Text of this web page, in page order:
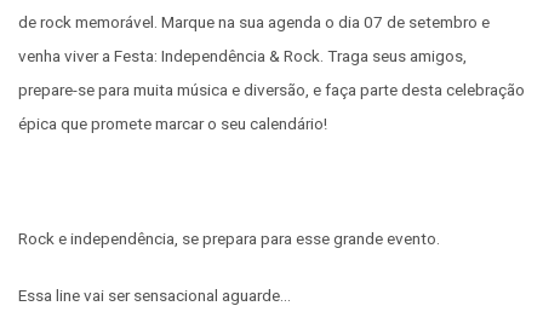
de rock memorável. Marque na sua agenda o dia 07 de setembro e
venha viver a Festa: Independência & Rock. Traga seus amigos,
prepare-se para muita música e diversão, e faça parte desta celebração
épica que promete marcar o seu calendário!
Rock e independência, se prepara para esse grande evento.
Essa line vai ser sensacional aguarde…